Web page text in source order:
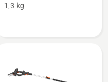
P5-1,3 kg